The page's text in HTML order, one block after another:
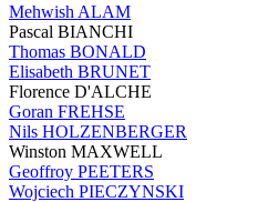
Mehwish ALAM
Pascal BIANCHI
Thomas BONALD
Elisabeth BRUNET
Florence D'ALCHE
Goran FREHSE
Nils HOLZENBERGER
Winston MAXWELL
Geoffroy PEETERS
Wojciech PIECZYNSKI